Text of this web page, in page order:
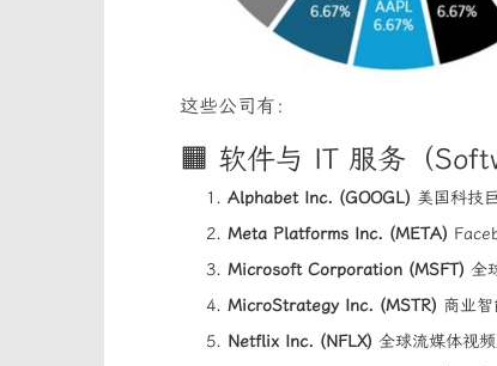
这些公司有：
🟧 软件与 IT 服务（
Alphabet Inc. (GOOGL) 美国科技
Meta Platforms Inc. (META)
Microsoft Corporation (MSFT) 全
MicroStrategy Inc. (MSTR) 商业
Netflix Inc. (NFLX) 全球流媒体视